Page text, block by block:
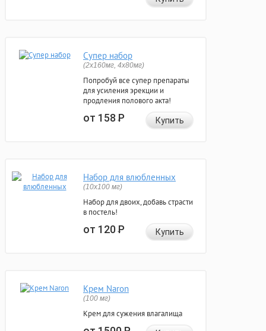
Супер набор
(2х160мг, 4х80мг)
Попробуй все супер препараты
для усиления эрекции и
продления полового акта!
от 158Р Купить
Набор для влюбленных
(10х100 мг)
Набор для двоих, добавь страсти
в постель!
от 120Р Купить
Крем Naron
(100 мг)
Крем для сужения влагалища